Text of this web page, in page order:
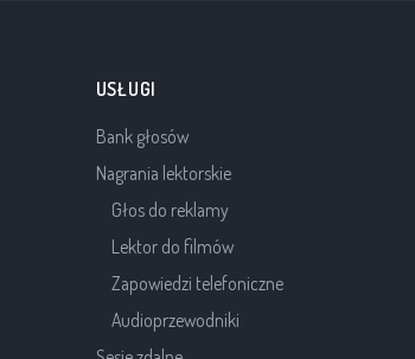
USŁUGI
Bank głosów
Nagrania lektorskie
Głos do reklamy
Lektor do filmów
Zapowiedzi telefoniczne
Audioprzewodniki